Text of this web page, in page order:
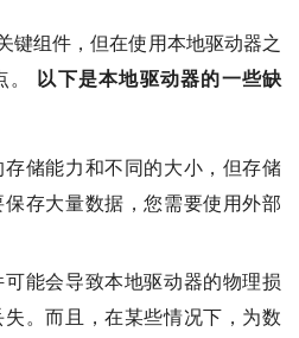
键组件，但在使用本地驱动器之
。
以下是本地驱动器的一些缺
储能力和不同的大小，但存储
存大量数据，您需要使用外部
能会导致本地驱动器的物理损
。而且，在某些情况下，为数